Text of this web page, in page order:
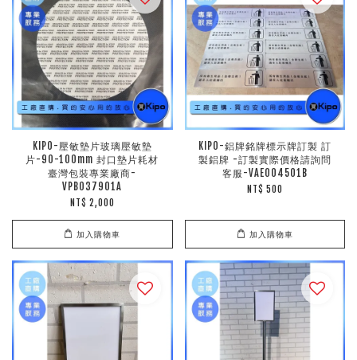
KIPO-壓敏墊片玻璃壓敏墊
片-90-100mm 封口墊片耗材
臺灣包裝專業廠商-
VPB037901A
NT$ 2,000
加入購物車
KIPO-鋁牌銘牌標示牌訂製 訂
製鋁牌 -訂製實際價格請詢問
客服-VAE004501B
NT$ 500
加入購物車